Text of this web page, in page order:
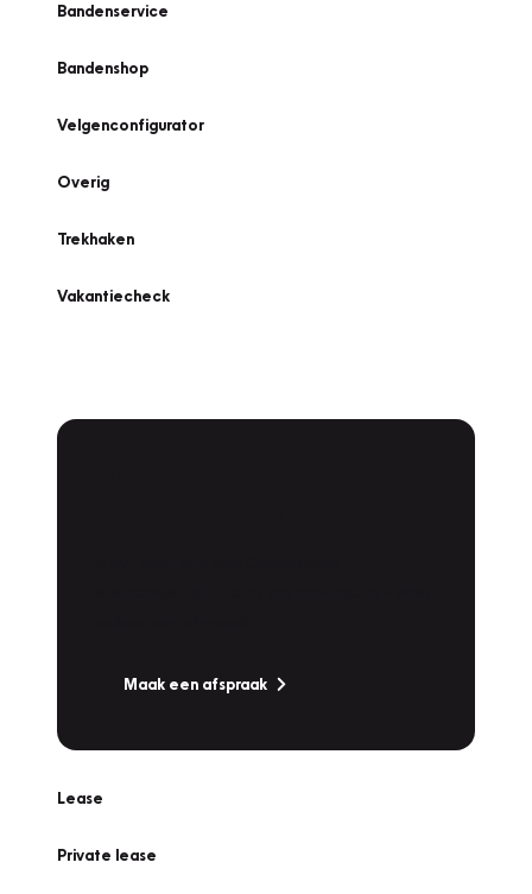
Bandenservice
Bandenshop
Velgenconfigurator
Overig
Trekhaken
Vakantiecheck
Maak een afspraak
Lease
Private lease